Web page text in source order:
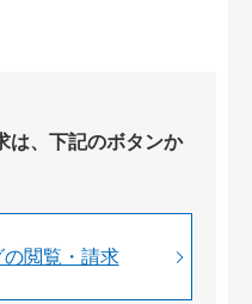
は、下記のボタンか
閲覧・請求